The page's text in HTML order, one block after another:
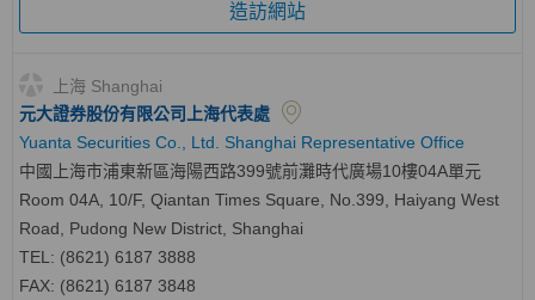
造訪網站
上海 Shanghai
元大證券股份有限公司上海代表處
Yuanta Securities Co., Ltd. Shanghai Representative Office
中國上海市浦東新區海陽西路399號前灘時代廣場10樓04A單元
Room 04A, 10/F, Qiantan Times Square, No.399, Haiyang West
Road, Pudong New District, Shanghai
TEL: (8621) 6187 3888
FAX: (8621) 6187 3848